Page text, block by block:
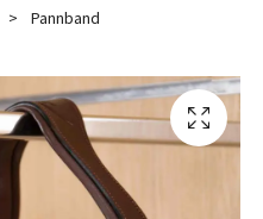
Pannband